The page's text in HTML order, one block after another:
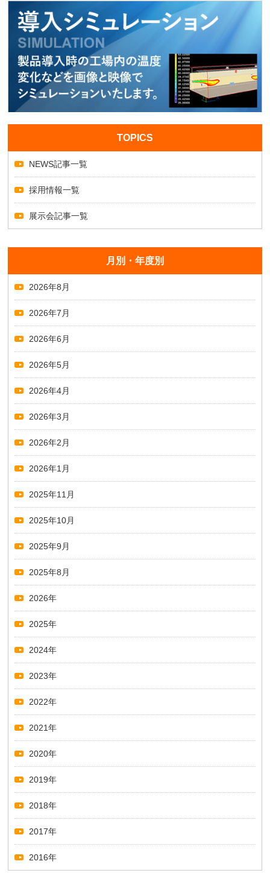
TOPICS
NEWS記事一覧
採用情報一覧
展示会記事一覧
月別・年度別
2026年8月
2026年7月
2026年6月
2026年5月
2026年4月
2026年3月
2026年2月
2026年1月
2025年11月
2025年10月
2025年9月
2025年8月
2026年
2025年
2024年
2023年
2022年
2021年
2020年
2019年
2018年
2017年
2016年